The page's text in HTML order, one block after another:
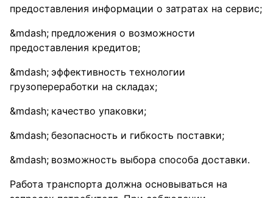
предоставления информации о затратах на сервис;
предложения о возможности
предоставления кредитов;
эффективность технологии
грузопереработки на складах;
качество упаковки;
безопасность и гибкость поставки;
возможность выбора способа доставки.
Работа транспорта должна основываться на